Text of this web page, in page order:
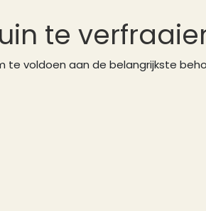
te
te voldoen aan de belangrijkste